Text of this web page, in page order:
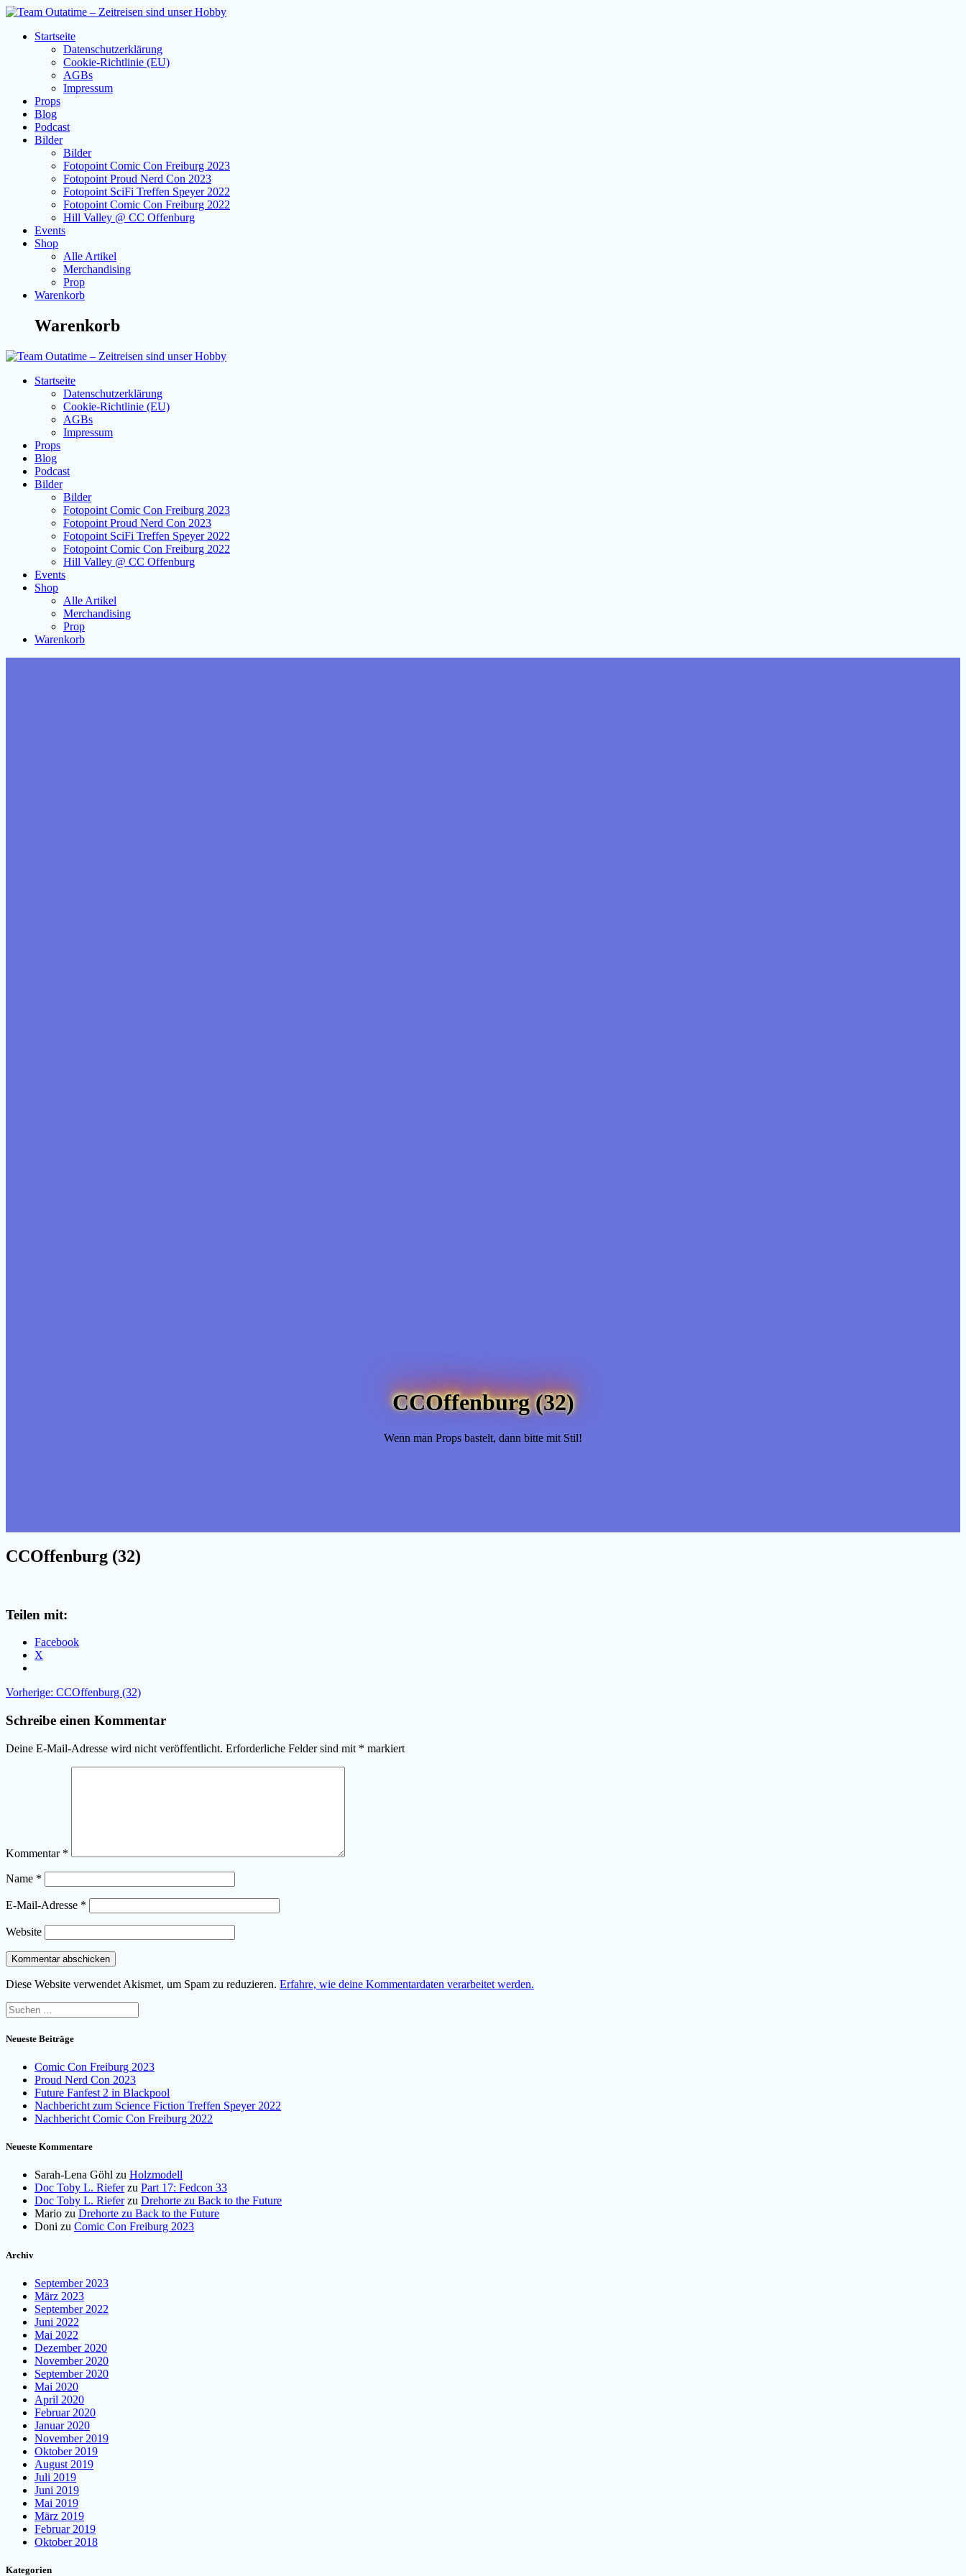
Zum
springenStartseite
Datenschutzerklärung
Cookie-Richtlinie (EU)
AGBs
Impressum
Props
Blog
Podcast
Bilder
Bilder
Fotopoint Comic Con Freiburg 2023
Fotopoint Proud Nerd Con 2023
Fotopoint SciFi Treffen Speyer 2022
Fotopoint Comic Con Freiburg 2022
Hill Valley @ CC Offenburg
Events
Shop
Alle Artikel
Merchandising
Prop
Warenkorb
Warenkorb
Startseite
Datenschutzerklärung
Cookie-Richtlinie (EU)
AGBs
Impressum
Props
Blog
Podcast
Bilder
Bilder
Fotopoint Comic Con Freiburg 2023
Fotopoint Proud Nerd Con 2023
Fotopoint SciFi Treffen Speyer 2022
Fotopoint Comic Con Freiburg 2022
Hill Valley @ CC Offenburg
Events
Shop
Alle Artikel
Merchandising
Prop
Warenkorb
CCOffenburg (32)
Wenn man Props bastelt, dann bitte mit Stil!
CCOffenburg (32)
Teilen mit:
Facebook
X
Beitragsnavigation
Vorherige: Vorheriger
CCOffenburg (32)
Schreibe einen Kommentar
Deine E-Mail-Adresse wird nicht veröffentlicht. Erforderliche Felder sind mit * markiert
Kommentar *
Name *
E-Mail-Adresse *
Website
Diese Website verwendet Akismet, um Spam zu reduzieren. Erfahre, wie deine Kommentardaten verarbeitet werden.
Suchen
nach:
Neueste Beiträge
Comic Con Freiburg 2023
Proud Nerd Con 2023
Future Fanfest 2 in Blackpool
Nachbericht zum Science Fiction Treffen Speyer 2022
Nachbericht Comic Con Freiburg 2022
Neueste Kommentare
Sarah-Lena Göhl zu Holzmodell
Doc Toby L. Rieferzu Part 17: Fedcon 33
Doc Toby L. Rieferzu Drehorte zu Back to the Future
Mario zu Drehorte zu Back to the Future
Doni zu Comic Con Freiburg 2023
Archiv
September 2023
März 2023
September 2022
Juni 2022
Mai 2022
Dezember 2020
November 2020
September 2020
Mai 2020
April 2020
Februar 2020
Januar 2020
November 2019
Oktober 2019
August 2019
Juli 2019
Juni 2019
Mai 2019
März 2019
Februar 2019
Oktober 2018
Kategorien